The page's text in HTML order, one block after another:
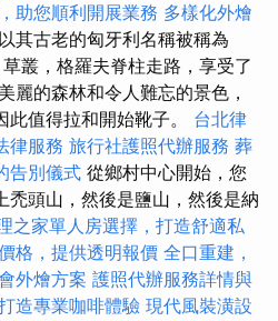
助您順利開展業務 多樣化外燴
其古老的匈牙利名稱被稱為
叢，格羅夫脊柱走路，享受了
麗的森林和令人難忘的景色，
值得拉和開始靴子。 台北律
律服務 旅行社護照代辦服務 葬
告別儀式 從鄉村中心開始，您
禿頭山，然後是鹽山，然後是納
之家單人房選擇，打造舒適私
格，提供透明報價 全口重建，
外燴方案 護照代辦服務詳情與
造專業咖啡體驗 現代風裝潢設